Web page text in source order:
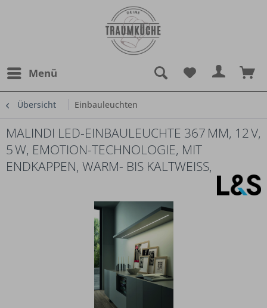
Menü
Übersicht Einbauleuchten
MALINDI LED-EINBAULEUCHTE 367 MM, 12 V,
5 W, EMOTION-TECHNOLOGIE, MIT
ENDKAPPEN, WARM- BIS KALTWEISS,